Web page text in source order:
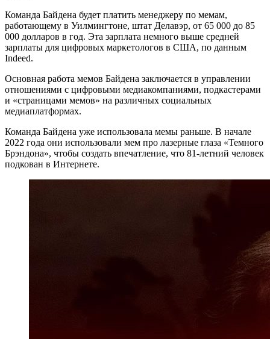
Команда Байдена будет платить менеджеру по мемам,
работающему в Уилмингтоне, штат Делавэр, от 65 000 до 85
000 долларов в год. Эта зарплата немного выше средней
зарплаты для цифровых маркетологов в США, по данным
Indeed.
Основная работа мемов Байдена заключается в управлении
отношениями с цифровыми медиакомпаниями, подкастерами
и «страницами мемов» на различных социальных
медиаплатформах.
Команда Байдена уже использовала мемы раньше. В начале
2022 года они использовали мем про лазерные глаза «Темного
Брэндона», чтобы создать впечатление, что 81-летний человек
подкован в Интернете.